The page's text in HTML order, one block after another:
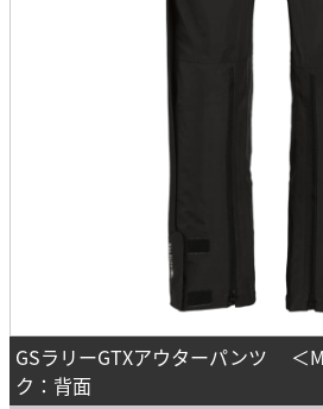
GSラリーGTXアウターパンツ ＜
ク：背面